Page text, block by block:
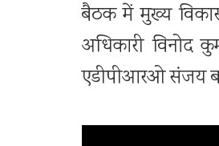
बैठक में मुख्य
अधिकारी विनोद
एडीपीआरओ संजय